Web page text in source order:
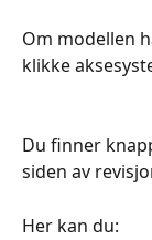
Om modellen
klikke
Du finner
siden av
Her kan du: